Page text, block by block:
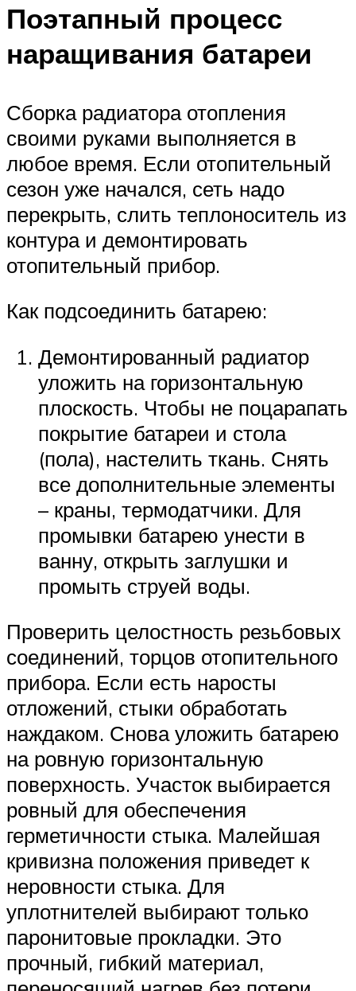
Поэтапный процесс
наращивания батареи
Сборка радиатора отопления
своими руками выполняется в
любое время. Если отопительный
сезон уже начался, сеть надо
перекрыть, слить теплоноситель из
контура и демонтировать
отопительный прибор.
Как подсоединить батарею:
Демонтированный радиатор
уложить на горизонтальную
плоскость. Чтобы не поцарапать
покрытие батареи и стола
(пола), настелить ткань. Снять
все дополнительные элементы
– краны, термодатчики. Для
промывки батарею унести в
ванну, открыть заглушки и
промыть струей воды.
Проверить целостность резьбовых
соединений, торцов отопительного
прибора. Если есть наросты
отложений, стыки обработать
наждаком. Снова уложить батарею
на ровную горизонтальную
поверхность. Участок выбирается
ровный для обеспечения
герметичности стыка. Малейшая
кривизна положения приведет к
неровности стыка. Для
уплотнителей выбирают только
паронитовые прокладки. Это
прочный, гибкий материал,